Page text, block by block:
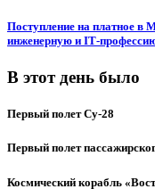
Поступление на платное в
инженерную и
В этот день было
Первый полет Су-28
Первый полет
Космический корабль